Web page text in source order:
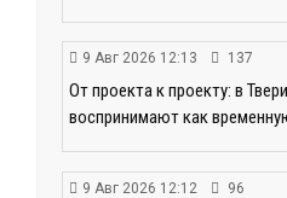
9 Авг 2026 12:13 137
От проекта к проекту: в
воспринимают как
9 Авг 2026 12:12 96